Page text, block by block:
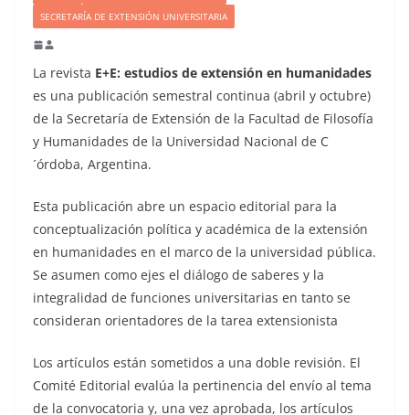
SECRETARÍA DE EXTENSIÓN UNIVERSITARIA
La revista E+E: estudios de extensión en humanidades
es una publicación semestral continua (abril y octubre)
de la Secretaría de Extensión de la Facultad de Filosofía
y Humanidades de la Universidad Nacional de C
´órdoba, Argentina.
Esta publicación abre un espacio editorial para la
conceptualización política y académica de la extensión
en humanidades en el marco de la universidad pública.
Se asumen como ejes el diálogo de saberes y la
integralidad de funciones universitarias en tanto se
consideran orientadores de la tarea extensionista
Los artículos están sometidos a una doble revisión. El
Comité Editorial evalúa la pertinencia del envío al tema
de la convocatoria y, una vez aprobada, los artículos